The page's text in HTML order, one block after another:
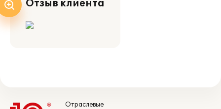
Отзыв клиента
Отраслевые